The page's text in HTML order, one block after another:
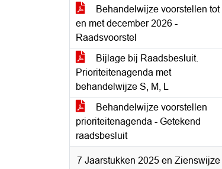
Behandelwijze voorstellen tot
en met december 2026 -
Raadsvoorstel
Bijlage bij Raadsbesluit.
Prioriteitenagenda met
behandelwijze S, M, L
Behandelwijze voorstellen
prioriteitenagenda - Getekend
raadsbesluit
7 Jaarstukken 2025 en Zienswijze